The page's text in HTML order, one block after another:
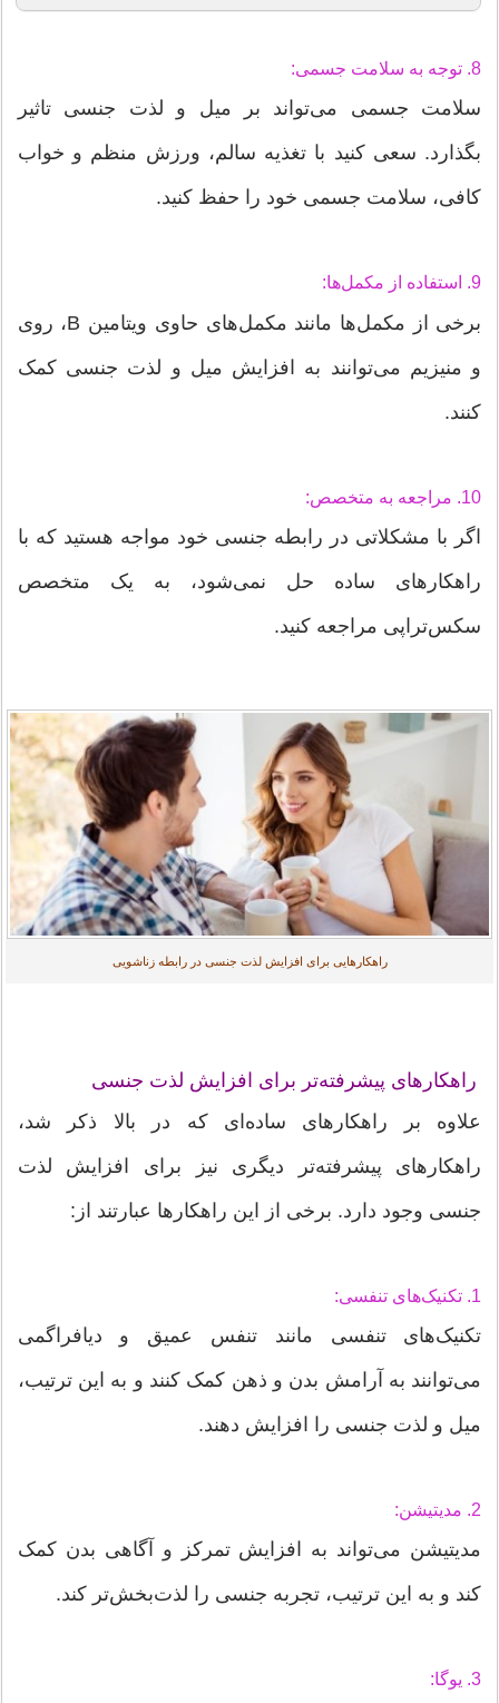
8. توجه به سلامت جسمی:
سلامت جسمی می‌تواند بر میل و لذت جنسی تاثیر
بگذارد. سعی کنید با تغذیه سالم، ورزش منظم و خواب
کافی، سلامت جسمی خود را حفظ کنید.
9. استفاده از مکمل‌ها:
برخی از مکمل‌ها مانند مکمل‌های حاوی ویتامین B، روی
و منیزیم می‌توانند به افزایش میل و لذت جنسی کمک
کنند.
10. مراجعه به متخصص:
اگر با مشکلاتی در رابطه جنسی خود مواجه هستید که با
راهکارهای ساده حل نمی‌شود، به یک متخصص
سکس‌تراپی مراجعه کنید.
راهکارهایی برای افزایش لذت جنسی در رابطه زناشویی
راهکارهای پیشرفته‌تر برای افزایش لذت جنسی
علاوه بر راهکارهای ساده‌ای که در بالا ذکر شد،
راهکارهای پیشرفته‌تر دیگری نیز برای افزایش لذت
جنسی وجود دارد. برخی از این راهکارها عبارتند از:
1. تکنیک‌های تنفسی:
تکنیک‌های تنفسی مانند تنفس عمیق و دیافراگمی
می‌توانند به آرامش بدن و ذهن کمک کنند و به این ترتیب،
میل و لذت جنسی را افزایش دهند.
2. مدیتیشن:
مدیتیشن می‌تواند به افزایش تمرکز و آگاهی بدن کمک
کند و به این ترتیب، تجربه جنسی را لذت‌بخش‌تر کند.
3. یوگا: